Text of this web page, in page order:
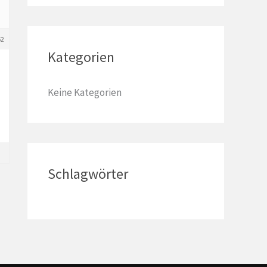
h
Kategorien
Keine Kategorien
Schlagwörter